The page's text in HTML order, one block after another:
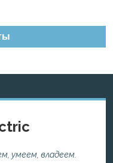
умеем, владеем.